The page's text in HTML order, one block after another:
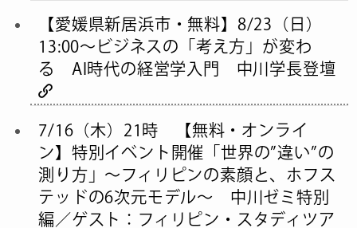
【愛媛県新居浜市・無料】8/23（日）
13:00〜ビジネスの「考え方」が変わ
る AI時代の経営学入門 中川学長登壇
7/16（木）21時 【無料・オンライ
ン】特別イベント開催「世界の”違い”の
測り方」〜フィリピンの素顔と、ホフス
テッドの6次元モデル〜 中川ゼミ特別
編／ゲスト：フィリピン・スタディツア